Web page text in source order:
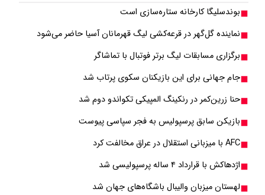
بوندسلیگا کارخانه ستاره‌سازی است
نماینده گل‌گهر در قرعه‌کشی لیگ قهرمانان آسیا حاضر می‌شود
برگزاری مسابقات لیگ برتر فوتبال با تماشاگر
جام جهانی برای این بازیکنان سکوی پرتاب شد
حنا زرین‌کمر در رنکینگ المپیکی تکواندو دوم شد
بازیکن سابق پرسپولیس به فجر سپاسی پیوست
AFC با میزبانی استقلال در عراق مخالفت کرد
اژدهاکش با قرارداد ۴ ساله پرسپولیسی شد
لهستان میزبان والیبال باشگاه‌های جهان شد